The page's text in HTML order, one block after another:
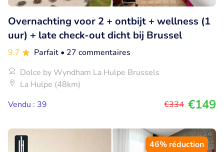
Overnachting voor 2 + ontbijt + wellness (1
uur) + late check-out dicht bij Brussel
9.7 Parfait • 27 commentaires
Dolce by Wyndham La Hulpe Brussels
La Hulpe (48km)
Vendu : 39
€334 €149
46% réduction